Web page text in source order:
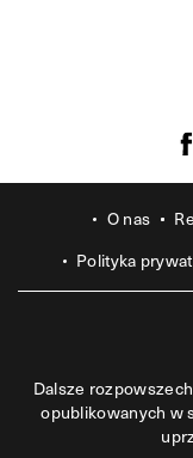
O nas
Polityka
Dalsze
opublikowanych w